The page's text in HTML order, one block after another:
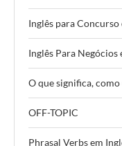
Inglês para
Inglês Para Negócios
O que significa,
OFF-TOPIC
Phrasal Verbs em